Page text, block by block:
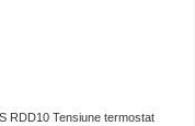
RDD10 Tensiune termostat